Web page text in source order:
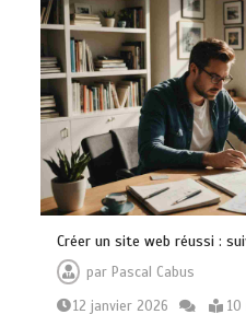
Créer un site web réussi :
par Pascal Cabus
12 janvier 2026